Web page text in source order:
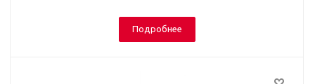
Подробнее